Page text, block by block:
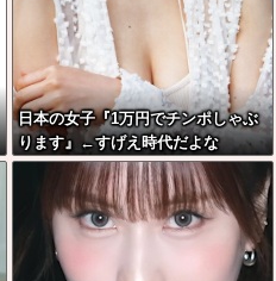
日本の女子『1万円でチンポしゃぶ
ります』←すげえ時代だよな